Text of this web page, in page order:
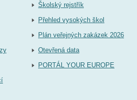
Školský rejstřík
Přehled vysokých škol
Plán veřejných zakázek 2026
Otevřená data
PORTÁL YOUR EUROPE